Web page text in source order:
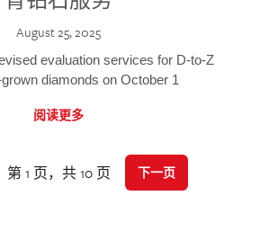
August 25, 2025
evaluation services for D-to-Z
diamonds on October 1
阅读更多
第 1 页，共 10 页 下一页